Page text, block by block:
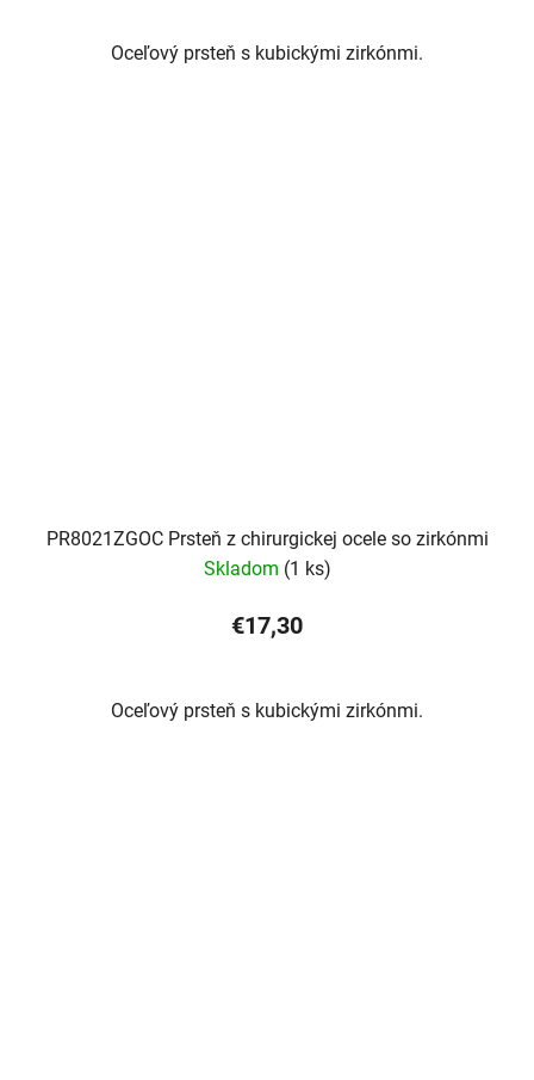
Oceľový prsteň s kubickými zirkónmi.
PR8021ZGOC Prsteň z chirurgickej ocele so zirkónmi
Skladom (1 ks)
€17,30
Oceľový prsteň s kubickými zirkónmi.